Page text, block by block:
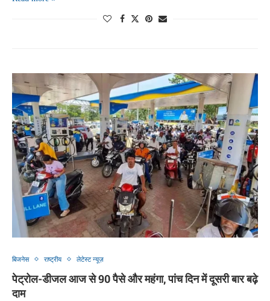
बिजनेस राष्ट्रीय लेटेस्ट न्यूज़
पेट्रोल-डीजल आज से 90 पैसे और महंगा, पांच दिन में दूसरी बार बढ़े
दाम